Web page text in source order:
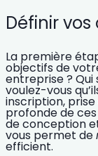
Définir
La première
objectifs de
entreprise?
voulez-vous
inscription,
profonde de
de conception
vous permet de
efficient.